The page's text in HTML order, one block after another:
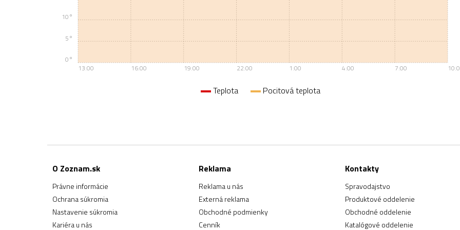
13:00 16:00 19:00 22:00 1:00 4:00 7:00
0°
5°
10°
Teplota Pocitová teplota
O Zoznam.sk
Právne informácie
Ochrana súkromia
Nastavenie súkromia
Kariéra u nás
Reklama
Reklama u nás
Externá reklama
Obchodné podmienky
Cenník
Kontakty
Spravodajstvo
Produktové oddelenie
Obchodné oddelenie
Katalógové oddelenie